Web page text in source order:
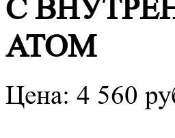
С
ATOM
Цена: 4 560